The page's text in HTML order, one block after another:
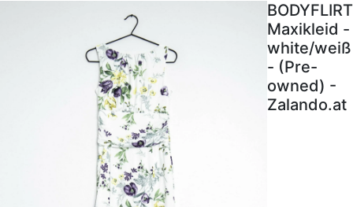
BODYFLIRT
Maxikleid -
white/weiß
- (Pre-
owned) -
Zalando.at